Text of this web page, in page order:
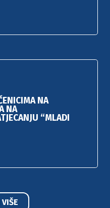
NA
NA
“MLADI
VIŠE